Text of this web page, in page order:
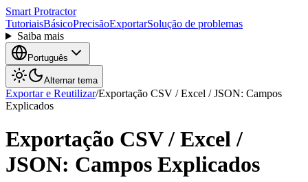
Smart Protractor
TutoriaisBásicoPrecisãoExportarSolução de problemas
Saiba mais
Português
Alternar tema
Exportar e Reutilizar/Exportação CSV / Excel / JSON: Campos
Explicados
Exportação CSV / Excel /
JSON: Campos Explicados